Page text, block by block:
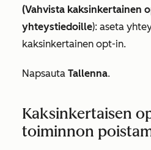
(Vahvista kaksinkertainen
yhteystiedoille): aseta
kaksinkertainen opt-in.
Napsauta Tallenna.
Kaksinkertaisen
toiminnon